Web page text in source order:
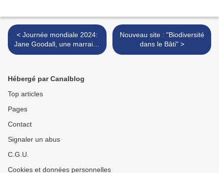
< Journée mondiale 2024:
Jane Goodall, une marraine
fidèle!
Nouveau site : "Biodiversité
dans le Bâti" >
Hébergé par Canalblog
Top articles
Pages
Contact
Signaler un abus
C.G.U.
Cookies et données personnelles